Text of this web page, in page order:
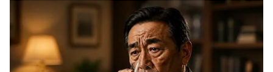
ವಿಷಯದಲ್ಲಿ ಅಮೆರಿಕಕ್ಕಿಂತ ಭಾರತೀಯರು ಉತ್ತಮ
ಸ್ಥಿತಿಯಲ್ಲಿದ್ದಾರೆ’ ಎಂದು ಶ್ಲಾಘಿಸಿದರು. ಇದೇ ವೇಳೆ, ‘ಅವಕಾಶ
ಸಿಕ್ಕರೆ ಅಮೆರಿಕನ್ನರು ಅಮೆರಿಕಕ್ಕಿಂತ ಭಾರತದಲ್ಲಿ ಉತ್ತಮ
ಮತದಾನ ಮಾಡಬಲ್ಲರು’ ಎಂದು ಗಾರ್ಸೆಟಿ ಚಟಾಕಿ
"ರಾಜಕೀಯ ಬೇಡ, ಸಿನಿಮಾನೇ ಪ್ರಾಣ":
ಕನಕೋತ್ಸವದಲ್ಲಿ ರಿಷಬ್ ಶೆಟ್ಟಿ | Rishab
Shetty speech | Suvarna News